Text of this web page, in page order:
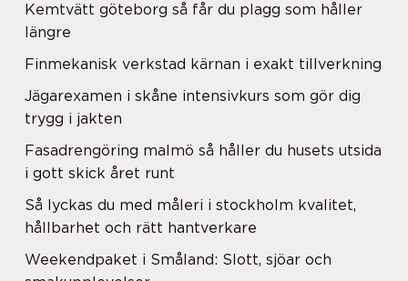
Kemtvätt göteborg så får du plagg som håller
längre
Finmekanisk verkstad kärnan i exakt tillverkning
Jägarexamen i skåne intensivkurs som gör dig
trygg i jakten
Fasadrengöring malmö så håller du husets utsida
i gott skick året runt
Så lyckas du med måleri i stockholm kvalitet,
hållbarhet och rätt hantverkare
Weekendpaket i Småland: Slott, sjöar och